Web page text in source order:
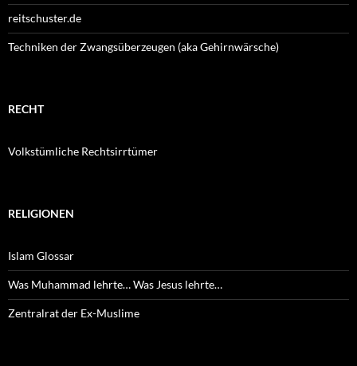
reitschuster.de
Techniken der Zwangsüberzeugen (aka Gehirnwärsche)
RECHT
Volkstümliche Rechtsirrtümer
RELIGIONEN
Islam Glossar
Was Muhammad lehrte… Was Jesus lehrte…
Zentralrat der Ex-Muslime